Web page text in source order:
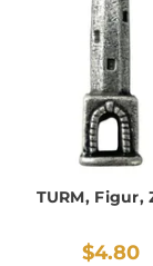
TURM, Figur,
$4.80